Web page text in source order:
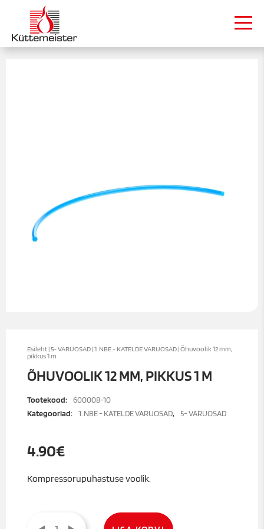
Esileht| 5- VARUOSAD|1. NBE - KATELDE VARUOSAD| Õhuvoolik 12 mm,
pikkus 1 m
ÕHUVOOLIK 12 MM, PIKKUS 1 M
Tootekood:
600008-10
Kategooriad:
1. NBE - KATELDE VARUOSAD, 5- VARUOSAD
4.90€
Kompressorupuhastuse voolik.